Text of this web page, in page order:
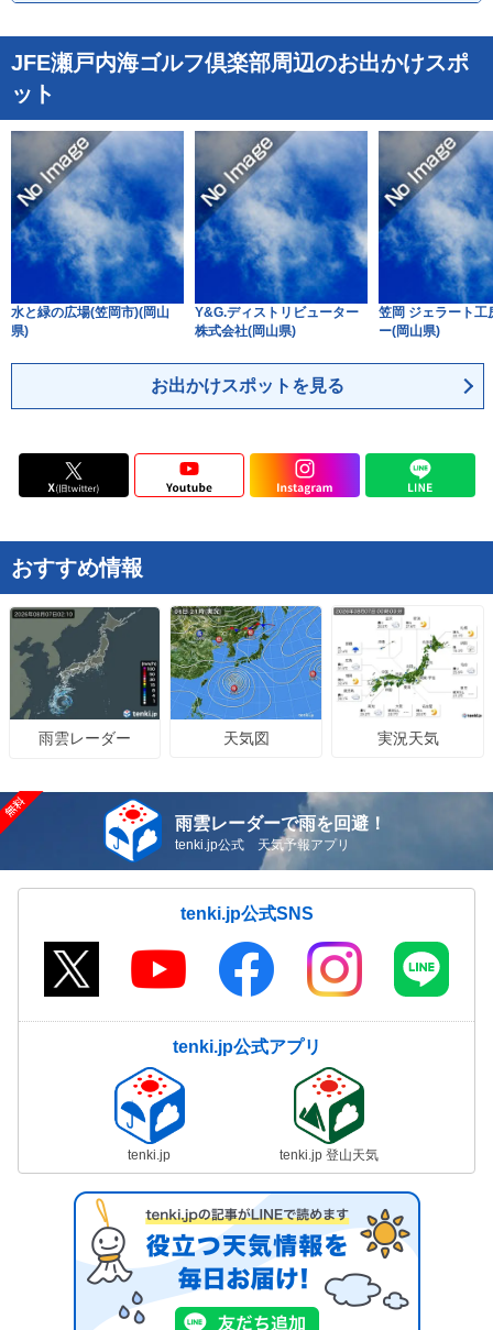
大分県 宮崎県
鹿児島県
JFE瀬戸内海ゴルフ倶楽部周辺のお出かけスポ
ット
水と緑の広場(笠岡市)(岡山
県)
Y&G.ディストリビューター
株式会社(岡山県)
笠岡 ジェラート工
ー(岡山県)
お出かけスポットを見る
おすすめ情報
雨雲レーダー 天気図 実況天気
雨雲レーダーで雨を回避！
tenki.jp公式 天気予報アプリ
tenki.jp公式SNS
tenki.jp公式アプリ
tenki.jp tenki.jp 登山天気